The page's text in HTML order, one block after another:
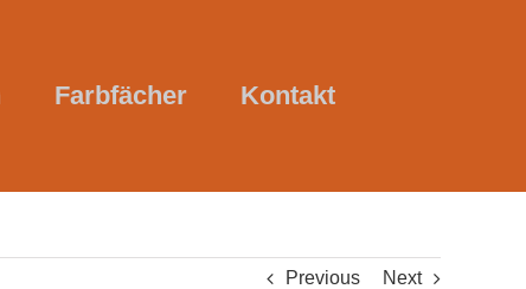
Farbfächer Kontakt
Previous Next